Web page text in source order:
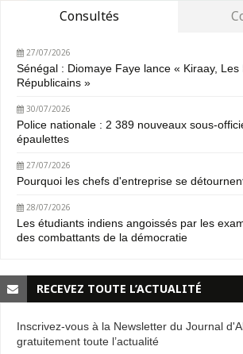
Consultés
27/07/2026
Sénégal : Diomaye Faye lance « Kiraay, Les
Républicains »
30/07/2026
Police nationale : 2 389 nouveaux sous-
épaulettes
27/07/2026
Pourquoi les chefs d'entreprise se
28/07/2026
Les étudiants indiens angoissés par les
des combattants de la démocratie
RECEVEZ TOUTE L’ACTUALITÉ
Inscrivez-vous à la Newsletter du Journal
gratuitement toute l’actualité